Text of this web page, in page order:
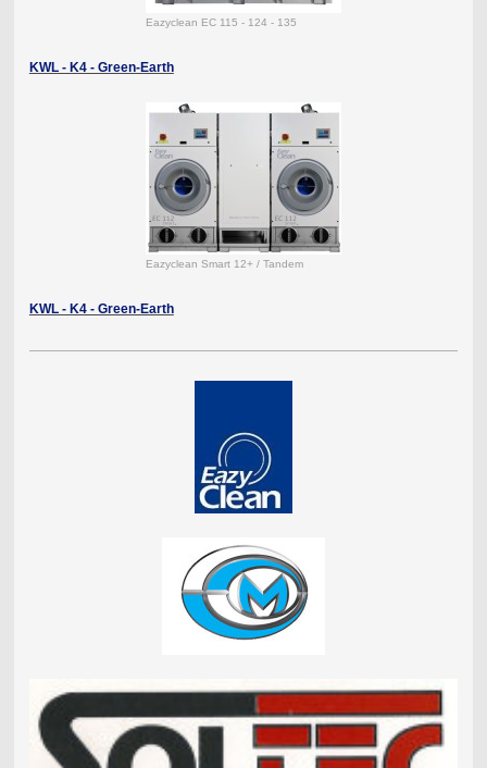
Eazyclean EC 115 - 124 - 135
KWL - K4 - Green-Earth
Eazyclean Smart 12+ / Tandem
KWL - K4 - Green-Earth